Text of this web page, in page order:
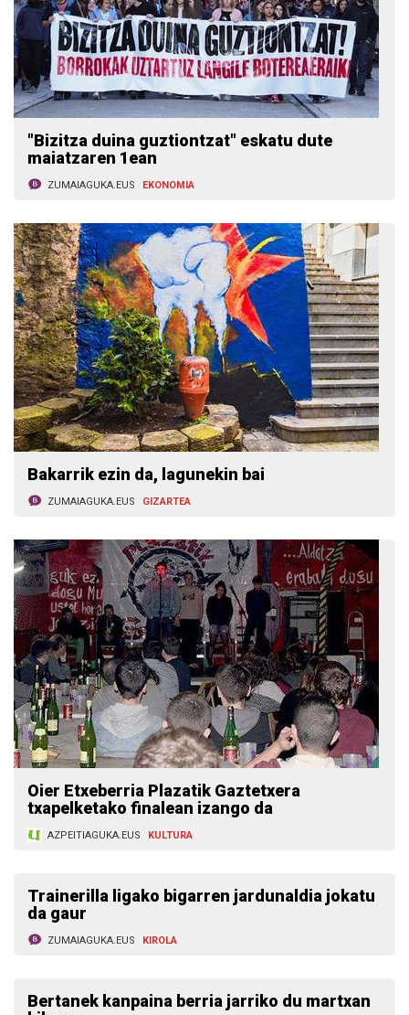
"Bizitza duina guztiontzat" eskatu dute
maiatzaren 1ean
ZUMAIAGUKA.EUS EKONOMIA
Bakarrik ezin da, lagunekin bai
ZUMAIAGUKA.EUS GIZARTEA
Oier Etxeberria Plazatik Gaztetxera
txapelketako finalean izango da
AZPEITIAGUKA.EUS KULTURA
Trainerilla ligako bigarren jardunaldia jokatu
da gaur
ZUMAIAGUKA.EUS KIROLA
Bertanek kanpaina berria jarriko du martxan